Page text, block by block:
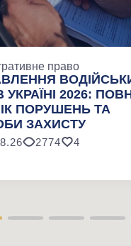
право
УКРАЇНІ 2026:
ПОРУШЕНЬ ТА
ЗАХИСТУ
2774 4